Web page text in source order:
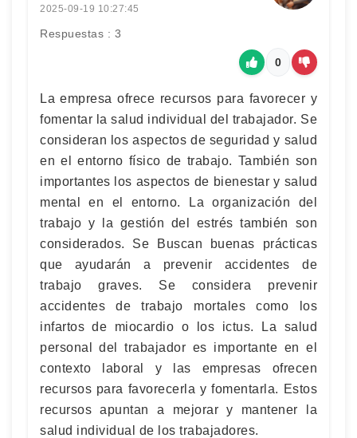
2025-09-19 10:27:45
Respuestas : 3
0
La empresa ofrece recursos para favorecer y
fomentar la salud individual del trabajador. Se
consideran los aspectos de seguridad y salud
en el entorno físico de trabajo. También son
importantes los aspectos de bienestar y salud
mental en el entorno. La organización del
trabajo y la gestión del estrés también son
considerados. Se Buscan buenas prácticas
que ayudarán a prevenir accidentes de
trabajo graves. Se considera prevenir
accidentes de trabajo mortales como los
infartos de miocardio o los ictus. La salud
personal del trabajador es importante en el
contexto laboral y las empresas ofrecen
recursos para favorecerla y fomentarla. Estos
recursos apuntan a mejorar y mantener la
salud individual de los trabajadores.